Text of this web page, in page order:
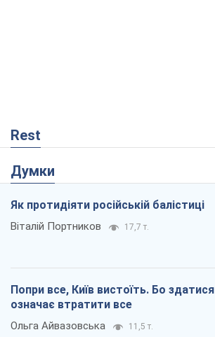
Rest
Думки
Як протидіяти російській балістиці
Віталій Портников 17,7 т.
Попри все, Київ вистоїть. Бо здатися
означає втратити все
Ольга Айвазовська 11,5 т.